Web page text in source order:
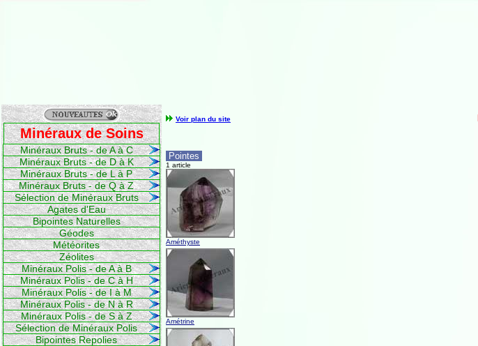
Minéraux de Soins
Minéraux Bruts - de A à C
Minéraux Bruts - de D à K
Minéraux Bruts - de L à P
Minéraux Bruts - de Q à Z
Sélection de Minéraux Bruts
Agates d'Eau
Bipointes Naturelles
Géodes
Météorites
Zéolites
Minéraux Polis - de A à B
Minéraux Polis - de C à H
Minéraux Polis - de I à M
Minéraux Polis - de N à R
Minéraux Polis - de S à Z
Sélection de Minéraux Polis
Bipointes Repolies
Voir plan du site
Pointes
1 article
Améthyste
Amétrine